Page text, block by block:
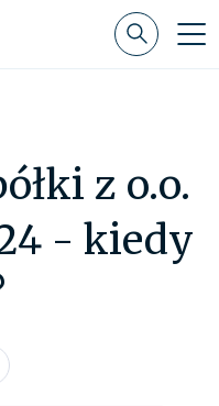
z o.o.
- kiedy